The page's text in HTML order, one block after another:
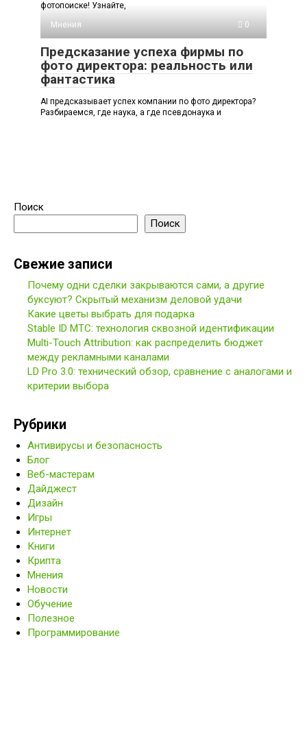
фотопоиске! Узнайте,
Мнения
0
Предсказание успеха фирмы по
фото директора: реальность или
фантастика
AI предсказывает успех компании по фото директора?
Разбираемся, где наука, а где псевдонаука и
Поиск
Поиск
Свежие записи
Почему одни сделки закрываются сами, а другие
буксуют? Скрытый механизм деловой удачи
Какие цветы выбрать для подарка
Stable ID МТС: технология сквозной идентификации
Multi-Touch Attribution: как распределить бюджет
между рекламными каналами
LD Pro 3.0: технический обзор, сравнение с аналогами и
критерии выбора
Рубрики
Антивирусы и безопасность
Блог
Веб-мастерам
Дайджест
Дизайн
Игры
Интернет
Книги
Крипта
Мнения
Новости
Обучение
Полезное
Программирование